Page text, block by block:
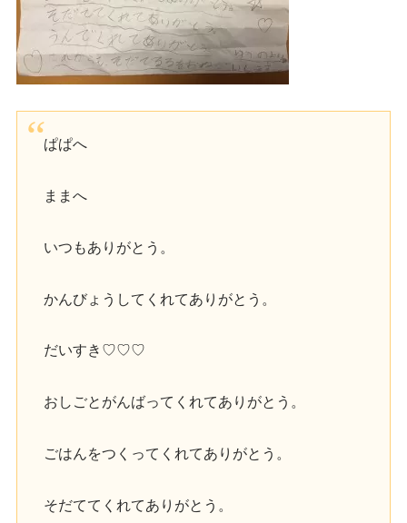
ぱぱへ
ままへ
いつもありがとう。
かんびょうしてくれてありがとう。
だいすき♡♡♡
おしごとがんばってくれてありがとう。
ごはんをつくってくれてありがとう。
そだててくれてありがとう。